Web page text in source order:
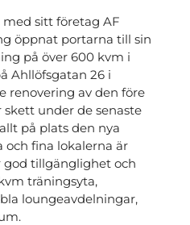
med sitt företag AF
öppnat portarna till sin
på över 600 kvm i
Ahllöfsgatan 26 i
renovering av den före
under de senaste
på plats den nya
och fina lokalerna är
god tillgänglighet och
träningsyta,
loungeavdelningar,